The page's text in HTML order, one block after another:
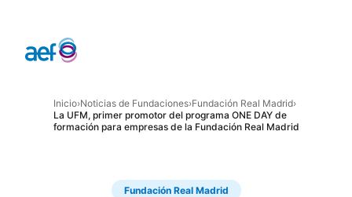
Inicio›Noticias de Fundaciones›Fundación Real Madrid›
La UFM, primer promotor del programa ONE DAY de
formación para empresas de la Fundación Real Madrid
Fundación Real Madrid